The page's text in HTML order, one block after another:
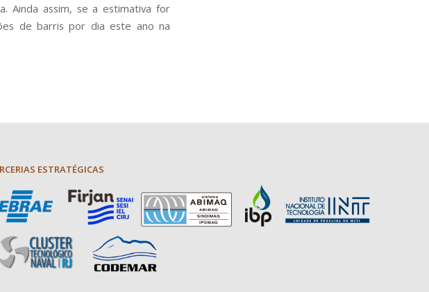
Ainda assim, se a estimativa for
de barris por dia este ano na
ESTRATÉGICAS